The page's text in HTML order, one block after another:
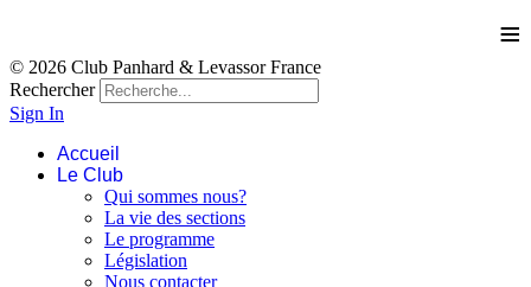
≡
© 2026 Club Panhard & Levassor France
Rechercher
Sign In
Accueil
Le Club
Qui sommes nous?
La vie des sections
Le programme
Législation
Nous contacter